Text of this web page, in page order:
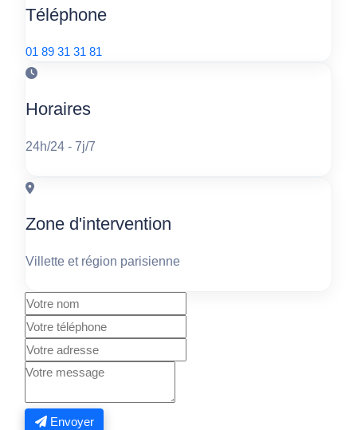
Téléphone
01 89 31 31 81
Horaires
24h/24 - 7j/7
Zone d'intervention
Villette et région parisienne
Envoyer